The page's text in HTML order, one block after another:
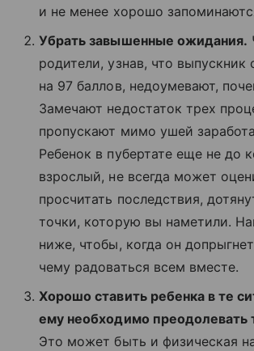
и не менее хорошо
Убрать завышенные ожидания.
родители, узнав, что выпускник
на 97 баллов, недоумевают,
Замечают недостаток трех
пропускают мимо ушей
Ребенок в пубертате еще не до
взрослый, не всегда может
просчитать последствия,
точки, которую вы наметили.
ниже, чтобы, когда он
чему радоваться всем вместе.
Хорошо ставить ребенка в те
ему необходимо преодолевать
Это может быть и физическая